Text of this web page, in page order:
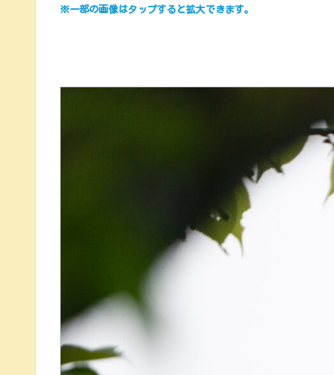
※一部の画像はタップすると拡大できます。